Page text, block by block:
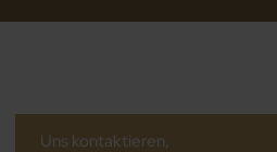
Uns kontaktieren,